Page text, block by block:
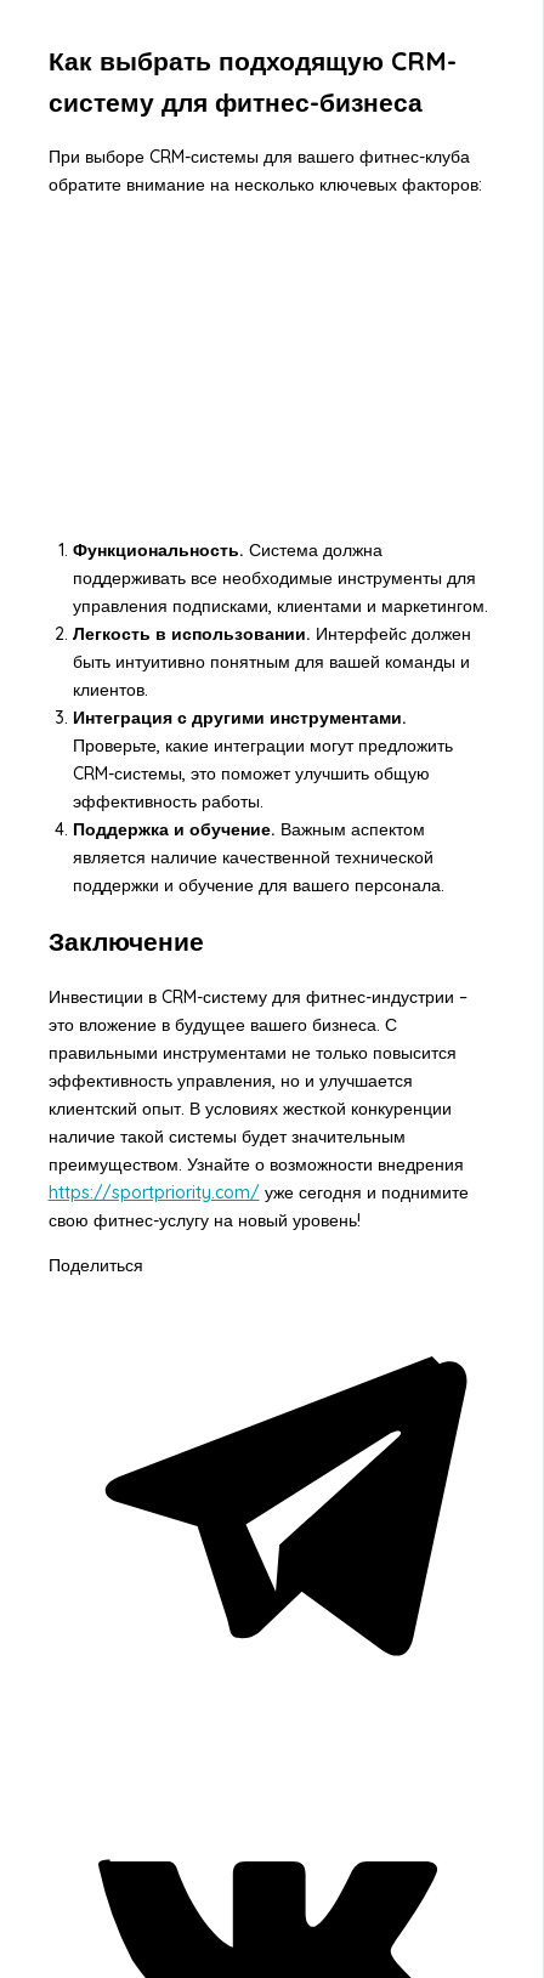
Как выбрать подходящую CRM-
систему для фитнес-бизнеса
При выборе CRM-системы для вашего фитнес-клуба
обратите внимание на несколько ключевых факторов:
Функциональность. Система должна
поддерживать все необходимые инструменты для
управления подписками, клиентами и маркетингом.
Легкость в использовании. Интерфейс должен
быть интуитивно понятным для вашей команды и
клиентов.
Интеграция с другими инструментами.
Проверьте, какие интеграции могут предложить
CRM-системы, это поможет улучшить общую
эффективность работы.
Поддержка и обучение. Важным аспектом
является наличие качественной технической
поддержки и обучение для вашего персонала.
Заключение
Инвестиции в CRM-систему для фитнес-индустрии –
это вложение в будущее вашего бизнеса. С
правильными инструментами не только повысится
эффективность управления, но и улучшается
клиентский опыт. В условиях жесткой конкуренции
наличие такой системы будет значительным
преимуществом. Узнайте о возможности внедрения
https://sportpriority.com/уже сегодня и поднимите
свою фитнес-услугу на новый уровень!
Поделиться